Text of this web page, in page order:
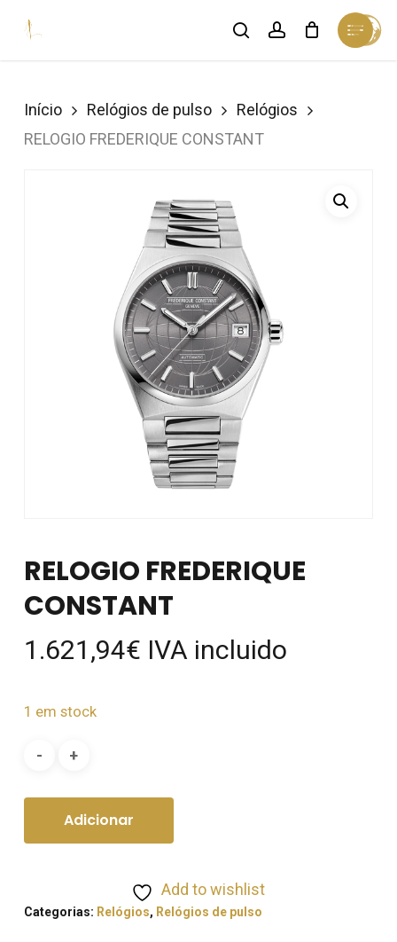
searchaccount
Menu
Close
Cart
Início Relógios de pulso
Relógios
RELOGIO FREDERIQUE CONSTANT
RELOGIO FREDERIQUE
CONSTANT
1.621,94€ IVA incluido
1 em stock
Adicionar
Add to wishlist
Categorias: Relógios, Relógios de pulso